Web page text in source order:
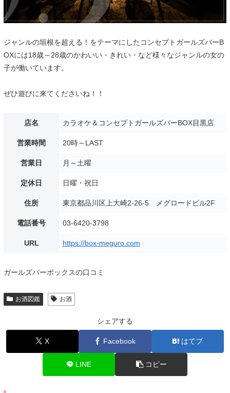
ジャンルの垣根を超える！をテーマにしたコンセプトガールズバーB
OXには18歳～28歳のかわいい・きれい・など様々なジャンルの女の
子が働いています。
ぜひ遊びに来てくださいね！！
店名 カラオケ＆コンセプトガールズバーBOX目黒店
営業時間 20時～LAST
営業日 月～土曜
定休日 日曜・祝日
住所 東京都品川区上大崎2-26-5 メグロードビル2F
電話番号 03-6420-3798
URL https://box-meguro.com
ガールズバーボックスの口コミ
お酒図鑑 お酒
シェアする
X Facebook はてブ
LINE コピー